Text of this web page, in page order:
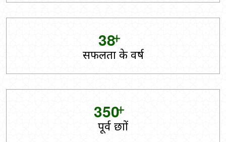
38+
सफलता के वर्ष
350+
पूर्व छात्रों